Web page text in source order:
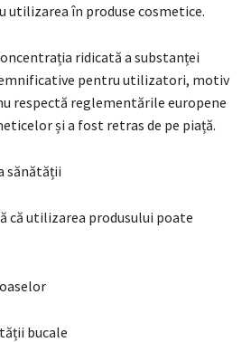
utilizarea în produse cosmetice.
ridicată a substanței
pentru utilizatori, motiv
respectă reglementările europene
și a fost retras de pe piață.
sănătății
că utilizarea produsului poate
bucale